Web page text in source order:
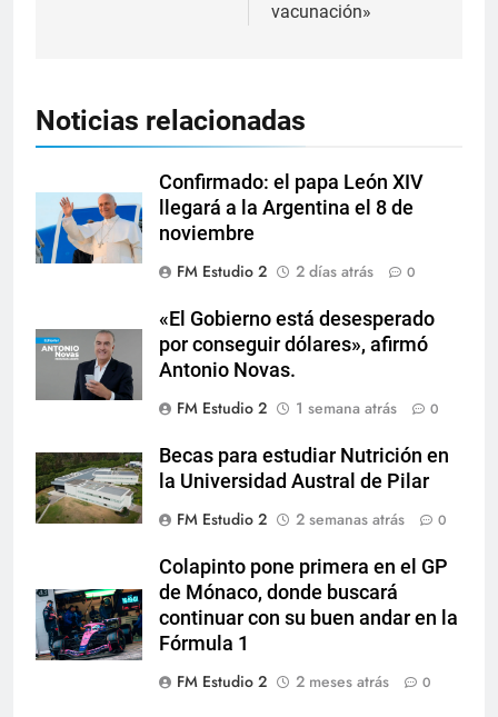
vacunación»
Noticias relacionadas
Confirmado: el papa León XIV
llegará a la Argentina el 8 de
noviembre
FM Estudio 2
2 días atrás 0
«El Gobierno está desesperado
por conseguir dólares», afirmó
Antonio Novas.
FM Estudio 2
1 semana atrás 0
Becas para estudiar Nutrición en
la Universidad Austral de Pilar
FM Estudio 2
2 semanas atrás 0
Colapinto pone primera en el GP
de Mónaco, donde buscará
continuar con su buen andar en la
Fórmula 1
FM Estudio 2
2 meses atrás 0